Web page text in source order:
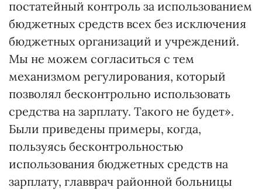
постатейный контроль за использованием
бюджетных средств всех без исключения
бюджетных организаций и учреждений.
Мы не можем согласиться с тем
механизмом регулирования, который
позволял бесконтрольно использовать
средства на зарплату. Такого не будет».
Были приведены примеры, когда,
пользуясь бесконтрольностью
использования бюджетных средств на
зарплату, главврач районной больницы